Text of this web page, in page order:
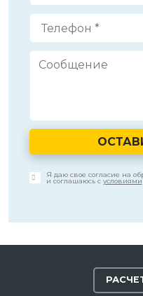
Я даю свое согласие на
и соглашаюсь с условиями